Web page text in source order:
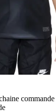
commande